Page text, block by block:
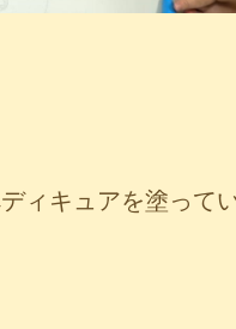
ィキュアを塗って